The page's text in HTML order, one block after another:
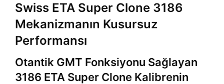
Swiss ETA Super Clone 3186
Mekanizmanın Kusursuz
Performansı
Otantik GMT Fonksiyonu Sağlayan
3186 ETA Super Clone Kalibrenin